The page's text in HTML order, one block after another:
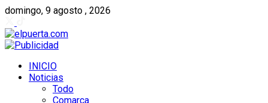
domingo, 9 agosto , 2026
INICIO
Noticias
Todo
Comarca